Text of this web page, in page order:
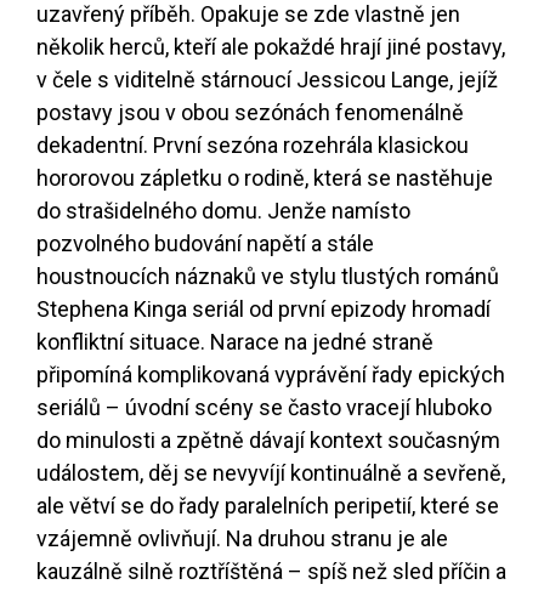
uzavřený příběh. Opakuje se zde vlastně jen
několik herců, kteří ale pokaždé hrají jiné postavy,
v čele s viditelně stárnoucí Jessicou Lange, jejíž
postavy jsou v obou sezónách fenomenálně
dekadentní. První sezóna rozehrála klasickou
hororovou zápletku o rodině, která se nastěhuje
do strašidelného domu. Jenže namísto
pozvolného budování napětí a stále
houstnoucích náznaků ve stylu tlustých románů
Stephena Kinga seriál od první epizody hromadí
konfliktní situace. Narace na jedné straně
připomíná komplikovaná vyprávění řady epických
seriálů – úvodní scény se často vracejí hluboko
do minulosti a zpětně dávají kontext současným
událostem, děj se nevyvíjí kontinuálně a sevřeně,
ale větví se do řady paralelních peripetií, které se
vzájemně ovlivňují. Na druhou stranu je ale
kauzálně silně roztříštěná – spíš než sled příčin a